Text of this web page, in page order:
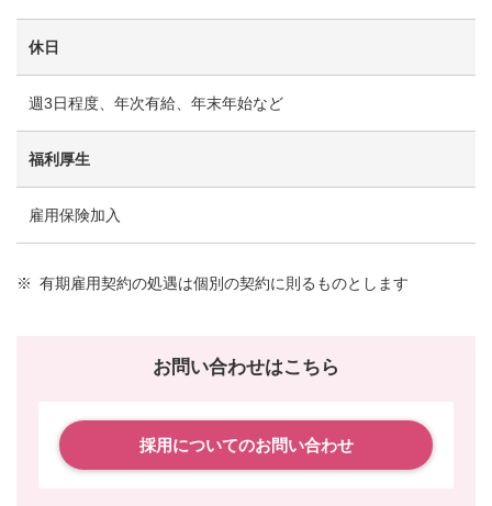
休日
週3日程度、年次有給、年末年始など
福利厚生
雇用保険加入
※ 有期雇用契約の処遇は個別の契約に則るものとします
お問い合わせはこちら
採用についてのお問い合わせ